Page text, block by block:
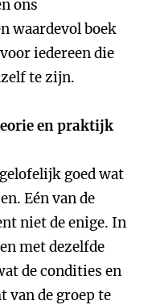
ons
waardevol boek
iedereen die
te zijn.
en praktijk
goed wat
Eén van de
niet de enige. In
met dezelfde
de condities en
van de groep te